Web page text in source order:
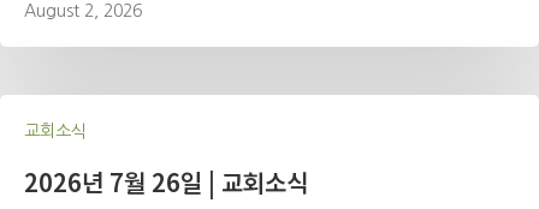
August 2, 2026
교회소식
2026년 7월 26일 | 교회소식